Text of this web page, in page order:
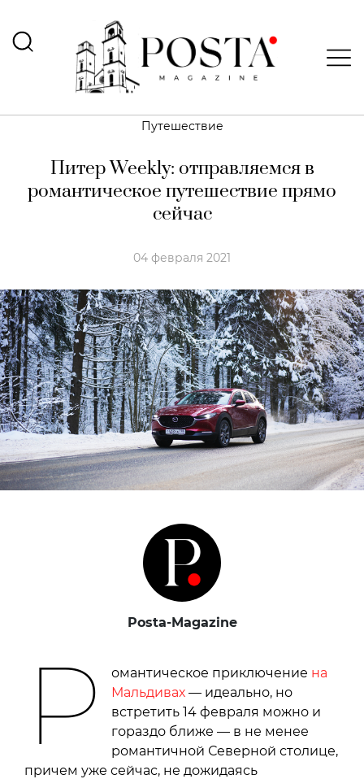
Путешествие
Питер Weekly: отправляемся в
романтическое путешествие прямо
сейчас
04 февраля 2021
Posta-Magazine
Р омантическое приключение на
Мальдивах — идеально, но
встретить 14 февраля можно и
гораздо ближе — в не менее
романтичной Северной столице,
причем уже сейчас, не дожидаясь